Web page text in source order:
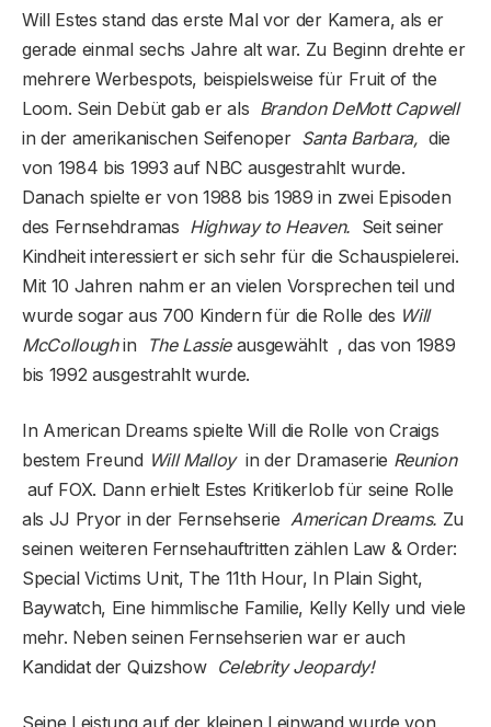
Will Estes stand das erste Mal vor der Kamera, als er
gerade einmal sechs Jahre alt war. Zu Beginn drehte er
mehrere Werbespots, beispielsweise für Fruit of the
Loom. Sein Debüt gab er als Brandon DeMott Capwell
in der amerikanischen Seifenoper Santa Barbara, die
von 1984 bis 1993 auf NBC ausgestrahlt wurde.
Danach spielte er von 1988 bis 1989 in zwei Episoden
des Fernsehdramas Highway to Heaven. Seit seiner
Kindheit interessiert er sich sehr für die Schauspielerei.
Mit 10 Jahren nahm er an vielen Vorsprechen teil und
wurde sogar aus 700 Kindern für die Rolle des Will
McColloughin The Lassieausgewählt , das von 1989
bis 1992 ausgestrahlt wurde.
In American Dreams spielte Will die Rolle von Craigs
bestem Freund Will Malloy in der Dramaserie Reunion
auf FOX. Dann erhielt Estes Kritikerlob für seine Rolle
als JJ Pryor in der FernsehserieAmerican Dreams. Zu
seinen weiteren Fernsehauftritten zählen Law & Order:
Special Victims Unit, The 11th Hour, In Plain Sight,
Baywatch, Eine himmlische Familie, Kelly Kelly und viele
mehr. Neben seinen Fernsehserien war er auch
Kandidat der Quizshow Celebrity Jeopardy!